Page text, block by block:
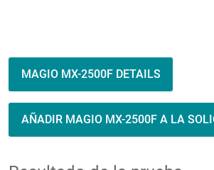
MAGIO MX-2500F DETAILS
AÑADIR MAGIO MX-2500F A LA